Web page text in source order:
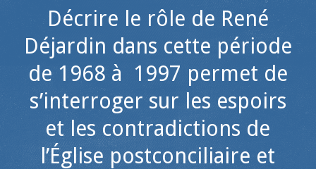
Décrire le rôle de René
Déjardin dans cette période
de 1968 à 1997 permet de
s’interroger sur les espoirs
et les contradictions de
l’Église postconciliaire et